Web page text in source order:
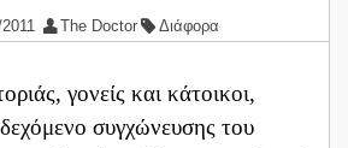
The Doctor Διάφορα
γονείς και κάτοικοι,
συγχώνευσης του